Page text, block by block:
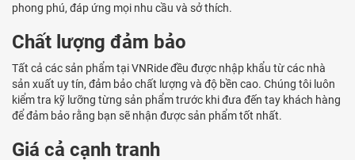
phong phú, đáp ứng mọi nhu cầu và sở thích.
Chất lượng đảm bảo
Tất cả các sản phẩm tại VNRide đều được nhập khẩu từ các nhà
sản xuất uy tín, đảm bảo chất lượng và độ bền cao. Chúng tôi luôn
kiểm tra kỹ lưỡng từng sản phẩm trước khi đưa đến tay khách hàng
để đảm bảo rằng bạn sẽ nhận được sản phẩm tốt nhất.
Giá cả cạnh tranh